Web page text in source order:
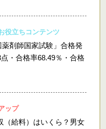
役立ちコンテンツ
薬剤師国家試験」合格発
・合格率68.49％・合格
ップ
（給料）はいくら？男女